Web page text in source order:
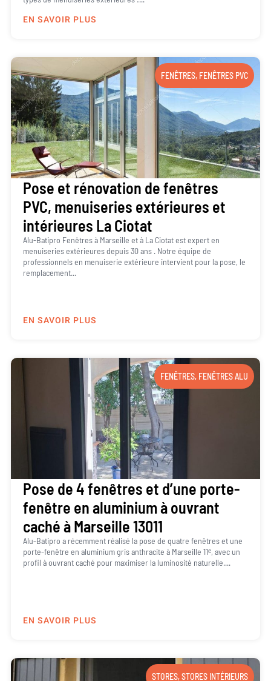
EN SAVOIR PLUS
FENÊTRES, FENÊTRES PVC
Pose et rénovation de fenêtres
PVC, menuiseries extérieures et
intérieures La Ciotat
Alu-Batipro Fenêtres à Marseille et à La Ciotat est expert en
menuiseries extérieures depuis 30 ans . Notre équipe de
professionnels en menuiserie extérieure intervient pour la pose, le
remplacement...
EN SAVOIR PLUS
FENÊTRES, FENÊTRES ALU
Pose de 4 fenêtres et d’une porte-
fenêtre en aluminium à ouvrant
caché à Marseille 13011
Alu-Batipro a récemment réalisé la pose de quatre fenêtres et une
porte-fenêtre en aluminium gris anthracite à Marseille 11ᵉ, avec un
profil à ouvrant caché pour maximiser la luminosité naturelle....
EN SAVOIR PLUS
STORES,STORES INTÉRIEURS